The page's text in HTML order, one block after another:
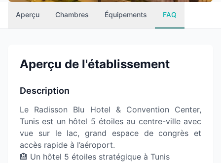
Aperçu Chambres Équipements FAQ
Aperçu de l'établissement
Description
Le Radisson Blu Hotel & Convention Center,
Tunis est un hôtel 5 étoiles au centre-ville avec
vue sur le lac, grand espace de congrès et
accès rapide à l’aéroport.
🏨 Un hôtel 5 étoiles stratégique à Tunis